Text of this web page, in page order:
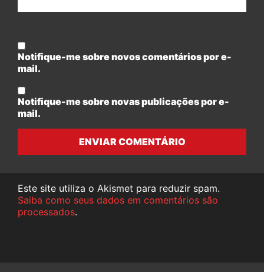
Notifique-me sobre novos comentários por e-
mail.
Notifique-me sobre novas publicações por e-
mail.
ENVIAR COMENTÁRIO
Este site utiliza o Akismet para reduzir spam.
Saiba como seus dados em comentários são
processados.